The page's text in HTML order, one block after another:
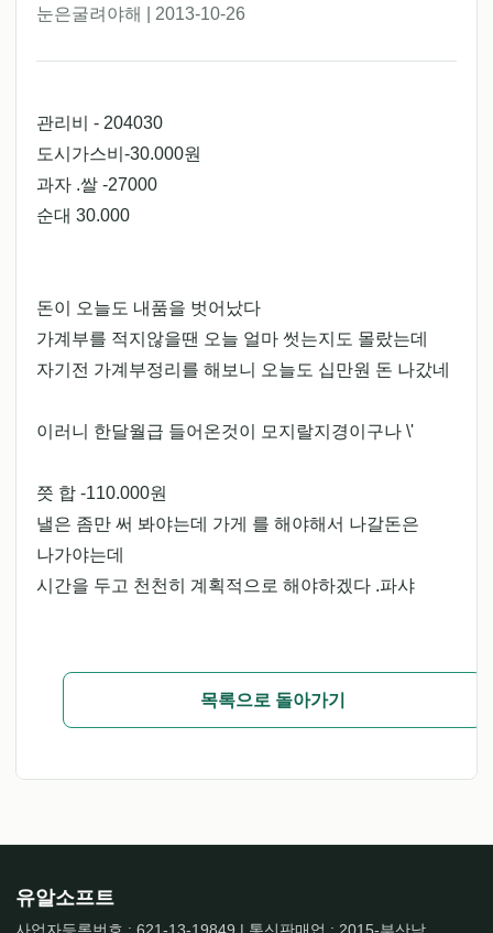
눈은굴려야해 | 2013-10-26
관리비 - 204030
도시가스비-30.000원
과자 .쌀 -27000
순대 30.000
돈이 오늘도 내품을 벗어났다
가계부를 적지않을땐 오늘 얼마 썻는지도 몰랐는데
자기전 가계부정리를 해보니 오늘도 십만원 돈 나갔네
이러니 한달월급 들어온것이 모지랄지경이구나 \'
쯧 합 -110.000원
낼은 좀만 써 봐야는데 가게 를 해야해서 나갈돈은
나가야는데
시간을 두고 천천히 계획적으로 해야하겠다 .파샤
목록으로 돌아가기
유알소프트